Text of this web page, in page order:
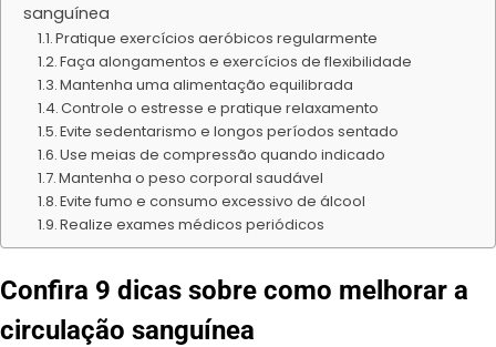
sanguínea
Pratique exercícios aeróbicos regularmente
Faça alongamentos e exercícios de flexibilidade
Mantenha uma alimentação equilibrada
Controle o estresse e pratique relaxamento
Evite sedentarismo e longos períodos sentado
Use meias de compressão quando indicado
Mantenha o peso corporal saudável
Evite fumo e consumo excessivo de álcool
Realize exames médicos periódicos
Confira 9 dicas sobre como melhorar a
circulação sanguínea